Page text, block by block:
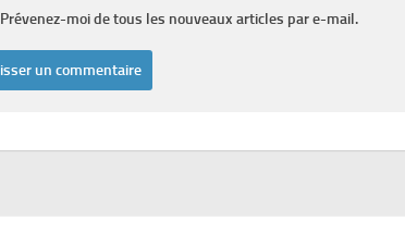
Prévenez-moi de tous les nouveaux articles par e-mail.